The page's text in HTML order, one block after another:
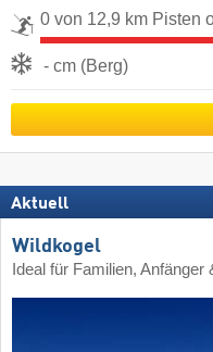
0 von 12,9 km Pisten
- cm (Berg)
Aktuell
Wildkogel
Ideal für Familien, Anfänger